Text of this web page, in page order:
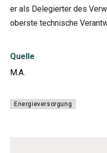
er als Delegierter des
oberste technische
Quelle
M.A.
Energieversorgung